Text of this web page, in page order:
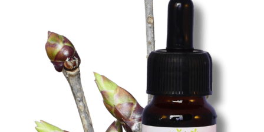
GemmÔ Lilas
AJOUTER AU PANIER
/
DÉTAILS